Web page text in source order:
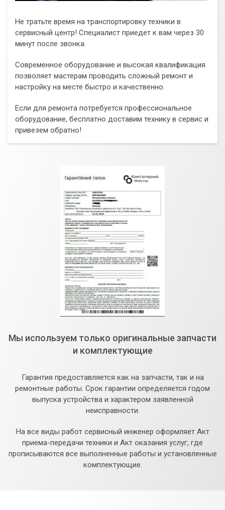
Не тратьте время на транспортировку техники в
сервисный центр! Специалист приедет к вам через 30
минут после звонка.
Современное оборудование и высокая квалификация
позволяет мастерам проводить сложный ремонт и
настройку на месте быстро и качественно.
Если для ремонта потребуется профессиональное
оборудование, бесплатно доставим технику в сервис и
привезем обратно!
Мы используем только оригинальные запчасти
и комплектующие
Гарантия предоставляется как на запчасти, так и на
ремонтные работы. Срок гарантии определяется годом
выпуска устройства и характером заявленной
неисправности.
На все виды работ сервисный инженер оформляет Акт
приема-передачи техники и Акт оказания услуг, где
прописываются все выполненные работы и установленные
комплектующие.